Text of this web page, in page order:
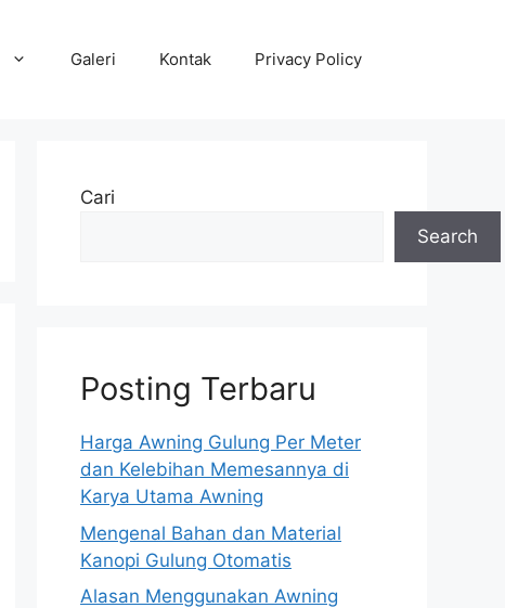
Galeri Kontak Privacy Policy
Cari
Search
Posting Terbaru
Harga Awning Gulung Per Meter
dan Kelebihan Memesannya di
Karya Utama Awning
Mengenal Bahan dan Material
Kanopi Gulung Otomatis
Alasan Menggunakan Awning